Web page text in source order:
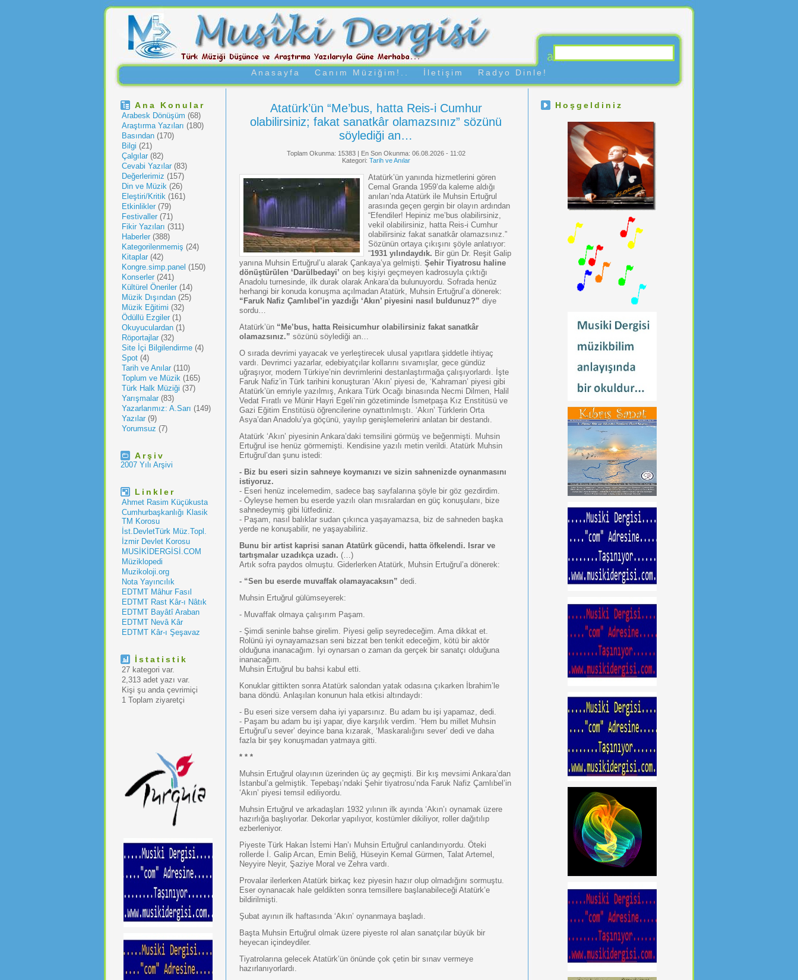
Anasayfa Canım Müziğim!.. İletişim Radyo Dinle!
Ana Konular
Arabesk Dönüşüm (68)
Araştırma Yazıları (180)
Basından (170)
Bilgi (21)
Çalgılar (82)
Cevabi Yazılar (83)
Değerlerimiz (157)
Din ve Müzik (26)
Eleştiri/Kritik (161)
Etkinlikler (79)
Festivaller (71)
Fikir Yazıları (311)
Haberler (388)
Kategorilenmemiş (24)
Kitaplar (42)
Kongre.simp.panel (150)
Konserler (241)
Kültürel Öneriler (14)
Müzik Dışından (25)
Müzik Eğitimi (32)
Ödüllü Ezgiler (1)
Okuyuculardan (1)
Röportajlar (32)
Site İçi Bilgilendirme (4)
Spot (4)
Tarih ve Anılar (110)
Toplum ve Müzik (165)
Türk Halk Müziği (37)
Yarışmalar (83)
Yazarlarımız: A.Sarı (149)
Yazılar (9)
Yorumsuz (7)
Arşiv
2007 Yılı Arşivi
Linkler
Ahmet Rasim Küçükusta
Cumhurbaşkanlığı Klasik
TM Korosu
İst.DevletTürk Müz.Topl.
İzmir Devlet Korosu
MUSİKİDERGİSİ.COM
Müziklopedi
Muzikoloji.org
Nota Yayıncılık
EDTMT Mâhur Fasıl
EDTMT Rast Kâr-ı Nâtık
EDTMT Bayâtî Araban
EDTMT Nevâ Kâr
EDTMT Kâr-ı Şeşavaz
İstatistik
27 kategori var.
2,313 adet yazı var.
Kişi şu anda çevrimiçi
1 Toplam ziyaretçi
Atatürk’ün “Me’bus, hatta Reis-i Cumhur
olabilirsiniz; fakat sanatkâr olamazsınız” sözünü
söylediği an…
Toplam Okunma: 15383 | En Son Okunma: 06.08.2026 - 11:02
Kategori: Tarih ve Anılar
Atatürk’ün yanında hizmetlerini gören
Cemal Granda 1959’da kaleme aldığı
anıları’nda Atatürk ile Muhsin Ertuğrul
arasında geçen gergin bir olayın ardından
“Efendiler! Hepiniz me’bus olabilirsiniz,
vekil olabilirsiniz, hatta Reis-i Cumhur
olabilirsiniz fakat sanatkâr olamazsınız.”
Sözünün ortaya çıkışını şöyle anlatıyor:
“1931 yılındaydık. Bir gün Dr. Reşit Galip
yanına Muhsin Ertuğrul’u alarak Çankaya’ya gelmişti. Şehir Tiyatrosu haline
dönüştürülen ‘Darülbedayi’ on beş kişiyi geçmeyen kadrosuyla çıktığı
Anadolu turnesinde, ilk durak olarak Ankara’da bulunuyordu. Sofrada henüz
herhangi bir konuda konuşma açılmadan Atatürk, Muhsin Ertuğrul’a dönerek:
“Faruk Nafiz Çamlıbel’in yazdığı ‘Akın’ piyesini nasıl buldunuz?” diye
sordu…
Atatürk’ün “Me’bus, hatta Reisicumhur olabilirsiniz fakat sanatkâr
olamazsınız.” sözünü söylediği an…
O sırada devrimi yayacak ve yerleştirecek ulusal yapıtlara şiddetle ihtiyaç
vardı. Devrimci yazarlar, edebiyatçılar kollarını sıvamışlar, gece gündüz
uğraşıyor, modern Türkiye’nin devrimlerini destanlaştırmağa çalışıyorlardı. İşte
Faruk Nafiz’in Türk tarihini konuşturan ‘Akın’ piyesi de, ‘Kahraman’ piyesi gibi
Atatürk’ün emriyle yazılmış, Ankara Türk Ocağı binasında Necmi Dilmen, Halil
Vedat Fıratlı ve Münir Hayri Egeli’nin gözetiminde İsmetpaşa Kız Enstitüsü ve
Gazi Eğitim Enstitüsü öğrencilerine oynattırılmıştı. ‘Akın’ Türklerin Orta
Asya’dan Anadolu’ya göçünü, yayılıp genişlemelerini anlatan bir destandı.
Atatürk ‘Akın’ piyesinin Ankara’daki temsilini görmüş ve beğenmişti. Muhsin
Ertuğrul ise henüz görmemişti. Kendisine yazılı metin verildi. Atatürk Muhsin
Ertuğrul’dan şunu istedi:
- Biz bu eseri sizin sahneye koymanızı ve sizin sahnenizde oynanmasını
istiyoruz.
- Eseri henüz incelemedim, sadece baş sayfalarına şöyle bir göz gezdirdim.
- Öyleyse hemen bu eserde yazılı olan mısralardan en güç konuşulanı, bize
sahnedeymiş gibi lütfediniz.
- Paşam, nasıl balıklar sudan çıkınca yaşayamazsa, biz de sahneden başka
yerde ne konuşabilir, ne yaşayabiliriz.
Bunu bir artist kaprisi sanan Atatürk gücendi, hatta öfkelendi. Israr ve
tartışmalar uzadıkça uzadı. (…)
Artık sofra paydos olmuştu. Giderlerken Atatürk, Muhsin Ertuğrul’a dönerek:
- “Sen bu eserde muvaffak olamayacaksın” dedi.
Muhsin Ertuğrul gülümseyerek:
- Muvaffak olmaya çalışırım Paşam.
- Şimdi seninle bahse girelim. Piyesi gelip seyredeceğim. Ama dikkat et.
Rolünü iyi oynayamazsan seni bizzat ben tenkit edeceğim, kötü bir aktör
olduğuna inanacağım. İyi oynarsan o zaman da gerçek bir sanatçı olduğuna
inanacağım.
Muhsin Ertuğrul bu bahsi kabul etti.
Konuklar gittikten sonra Atatürk salondan yatak odasına çıkarken İbrahim’le
bana döndü. Anlaşılan konunun hala etkisi altındaydı:
- Bu eseri size versem daha iyi yaparsınız. Bu adam bu işi yapamaz, dedi.
- Paşam bu adam bu işi yapar, diye karşılık verdim. ‘Hem bu millet Muhsin
Ertuğrul’u sever’ deyince bana kızarak, ‘Maskaralığını sever’ dedi ve daha
fazla bir şey konuşmadan yatmaya gitti.
* * *
Muhsin Ertuğrul olayının üzerinden üç ay geçmişti. Bir kış mevsimi Ankara’dan
İstanbul’a gelmiştik. Tepebaşı’ndaki Şehir tiyatrosu’nda Faruk Nafiz Çamlıbel’in
‘Akın’ piyesi temsil ediliyordu.
Muhsin Ertuğrul ve arkadaşları 1932 yılının ilk ayında ‘Akın’ı oynamak üzere
hazırlığa başlıyorlar. Dekorlar yapılıyor, kostümler dikiliyor, roller dağıtılıp
ezberleniyor.
Piyeste Türk Hakan İstemi Han’ı Muhsin Ertuğrul canlandırıyordu. Öteki
rollerde İ. Galip Arcan, Emin Beliğ, Hüseyin Kemal Gürmen, Talat Artemel,
Neyyire Neyir, Şaziye Moral ve Zehra vardı.
Provalar ilerlerken Atatürk birkaç kez piyesin hazır olup olmadığını sormuştu.
Eser oynanacak hale geldikten sonra temsillere başlanabileceği Atatürk’e
bildirilmişti.
Şubat ayının ilk haftasında ‘Akın’ oynanmaya başladı.
Başta Muhsin Ertuğrul olmak üzere piyeste rol alan sanatçılar büyük bir
heyecan içindeydiler.
Tiyatrolarına gelecek Atatürk’ün önünde çok çetin bir sınav vermeye
hazırlanıyorlardı.
Hoşgeldiniz